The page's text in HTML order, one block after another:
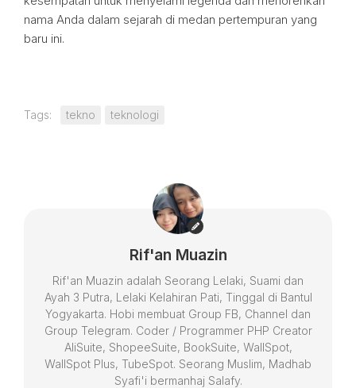
nama Anda dalam sejarah di medan pertempuran yang
baru ini.
Tags: tekno teknologi
Rif'an Muazin
Rif'an Muazin adalah Seorang Lelaki, Suami dan
Ayah 3 Putra, Lelaki Kelahiran Pati, Tinggal di Bantul
Yogyakarta. Hobi membuat Group FB, Channel dan
Group Telegram. Coder / Programmer PHP Creator
AliSuite, ShopeeSuite, BookSuite, WallSpot,
WallSpot Plus, TubeSpot. Seorang Muslim, Madhab
Syafi'i bermanhaj Salafy.